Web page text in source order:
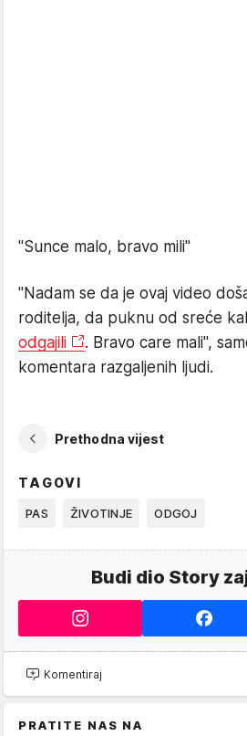
"Sunce malo, bravo mili"
"Nadam se da je ovaj video
roditelja, da puknu od sreće
odgajili
. Bravo care mali",
komentara razgaljenih ljudi.
Prethodna vijest
TAGOVI
PAS ŽIVOTINJE ODGOJ
Budi dio Story
Komentiraj
PRATITE NAS NA